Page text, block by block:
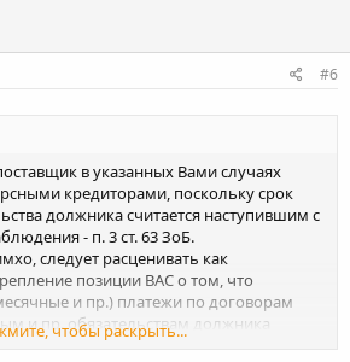
#6
в указанных Вами случаях
кредиторами, поскольку срок
должника считается наступившим с
- п. 3 ст. 63 ЗоБ.
следует расценивать как
позиции ВАС о том, что
и пр.) платежи по договорам
и пр. обязательствам должника
являются текущими.
чтобы раскрыть...